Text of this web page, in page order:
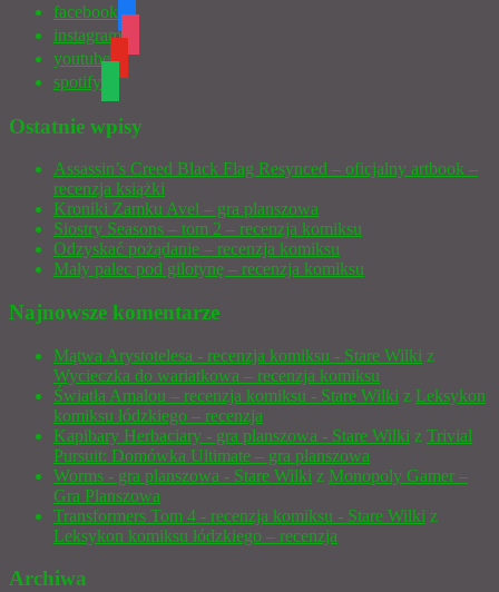
facebook
instagram
youtube
spotify
Ostatnie wpisy
Assassin’s Creed Black Flag Resynced – oficjalny artbook –
recenzja książki
Kroniki Zamku Avel – gra planszowa
Siostry Seasons – tom 2 – recenzja komiksu
Odzyskać pożądanie – recenzja komiksu
Mały palec pod gilotynę – recenzja komiksu
Najnowsze komentarze
Mątwa Arystotelesa - recenzja komiksu - Stare Wilki z
Wycieczka do wariatkowa – recenzja komiksu
Światła Amalou – recenzja komiksu - Stare Wilki z Leksykon
komiksu łódzkiego – recenzja
Kapibary Herbaciary - gra planszowa - Stare Wilki z Trivial
Pursuit: Domówka Ultimate – gra planszowa
Worms - gra planszowa - Stare Wilki z Monopoly Gamer –
Gra Planszowa
Transformers Tom 4 - recenzja komiksu - Stare Wilki z
Leksykon komiksu łódzkiego – recenzja
Archiwa